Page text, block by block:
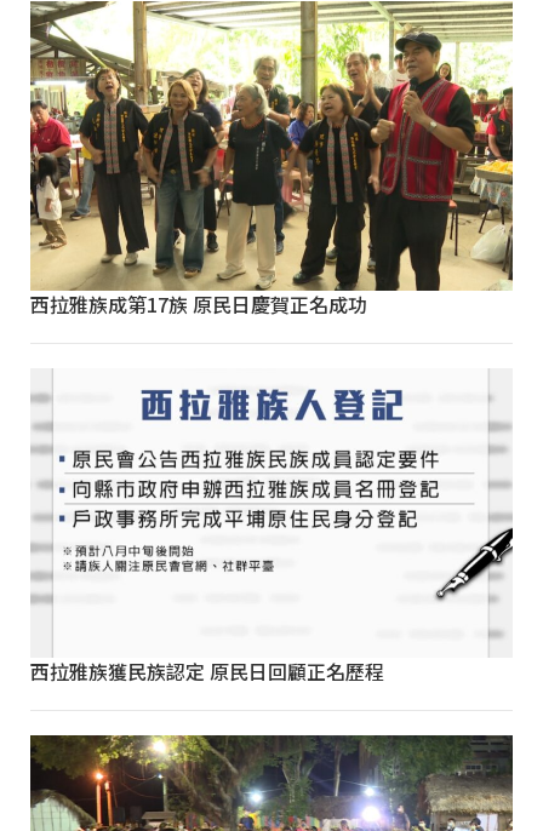
西拉雅族成第17族 原民日慶賀正名成功
西拉雅族獲民族認定 原民日回顧正名歷程